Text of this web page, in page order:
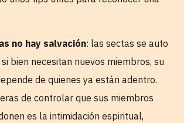
no hay salvación: las sectas se auto
bien necesitan nuevos miembros, su
de quienes ya están adentro.
de controlar que sus miembros
es la intimidación espiritual,